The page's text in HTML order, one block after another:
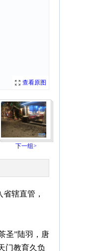
查看原图
下一组>
辖直管，
圣”陆羽，唐
门教育久负